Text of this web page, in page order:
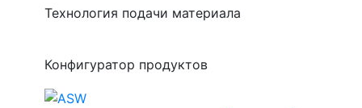
Технология подачи материала
Конфигуратор продуктов